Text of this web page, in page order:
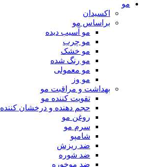
مو
اکسیدان
براساس مو
مو آسیب دیده
مو چرب
مو خشک
مو رنگ شده
مو معمولی
مو وز
بهداشت و مراقبت مو
تقویت کننده مو
حجم دهنده و درخشان کننده
روغن مو
سرم مو
شامپو
ضد ریزش
ضد شوره
ضد موخوره